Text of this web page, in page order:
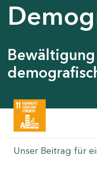
Bewältigung
Unser Beitrag für